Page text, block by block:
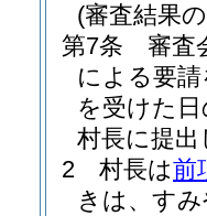
(審査結果
第7条
審査
による要
を受けた
村長に提
2
村長は前
きは、す